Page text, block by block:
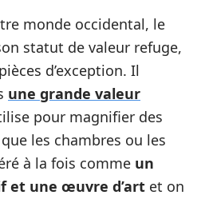
monde occidental, le
statut de valeur refuge,
d’exception. Il
une grande valeur
pour magnifier des
les chambres ou les
à la fois comme un
et une œuvre d’art et on